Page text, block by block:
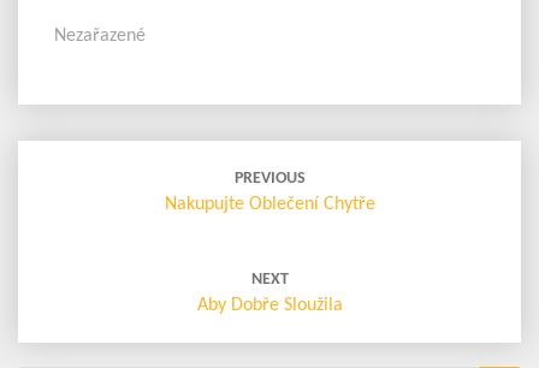
Nezařazené
PREVIOUS
Nakupujte Oblečení Chytře
NEXT
Aby Dobře Sloužila